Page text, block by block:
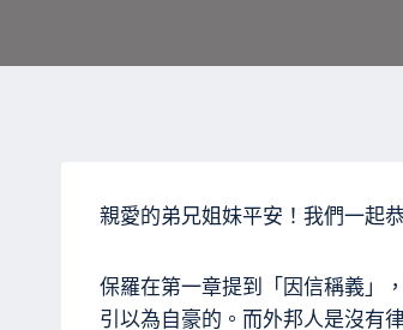
親愛的弟兄姐妹平安！我們一起
保羅在第一章提到「因信稱義」
引以為自豪的。而外邦人是沒有